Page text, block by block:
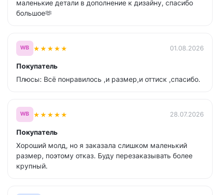
маленькие детали в дополнение к дизайну, спасибо
большое🫶
WB ★★★★★ 01.08.2026
Покупатель
Плюсы: Всё понравилось ,и размер,и оттиск ,спасибо.
WB ★★★★★ 28.07.2026
Покупатель
Хороший молд, но я заказала слишком маленький
размер, поэтому отказ. Буду перезаказывать более
крупный.